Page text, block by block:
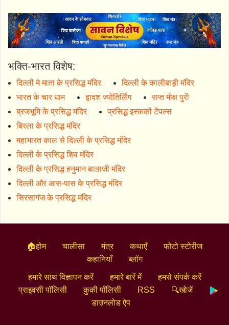
भक्ति-भारत विशेष:
दिल्ली मे माता के प्रसिद्ध मंदिर
दिल्ली के कालीबाड़ी मंदिर
भारत के चार धाम
द्वादश ज्योतिर्लिंग
सप्त मोक्ष पुरी
ब्रजभूमि के प्रसिद्ध मंदिर
प्रसिद्ध इस्ककों टेंपल्स
बिरला के प्रसिद्ध मंदिर
महाभारत काल से दिल्ली के प्रसिद्ध मंदिर
दिल्ली के प्रसिद्ध शिव मंदिर
दिल्ली के प्रसिद्ध हनुमान बालाजी मंदिर
दिल्ली और आस-पास के प्रसिद्ध मंदिर
सिरसागंज के प्रसिद्ध मंदिर
🏠होम चालीसा मंत्र कथाएँ
फोटो स्टोरीज
कहानियाँ
ब्लॉग
हमारे साथ विज्ञापन करें हमारे बारें में
हमसे संपर्क करें
प्राइवसी पॉलिसी
कुकी पॉलिसी RSS
🔍खोजें
डाउनलोड ऐप